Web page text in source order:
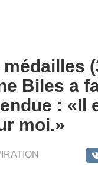
Biles a
: «Il
moi.»